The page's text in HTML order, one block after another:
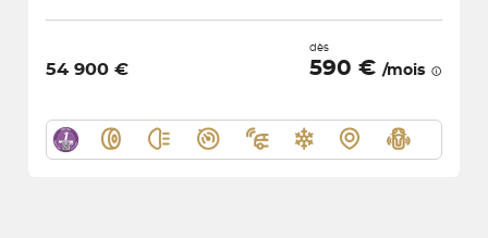
54 900 €
dès
590 € /mois